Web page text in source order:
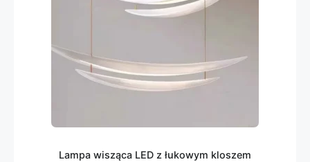
Lampa wisząca LED z łukowym kloszem